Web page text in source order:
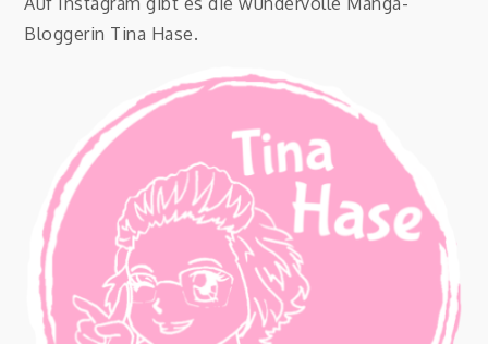
Bloggerin Tina Hase.